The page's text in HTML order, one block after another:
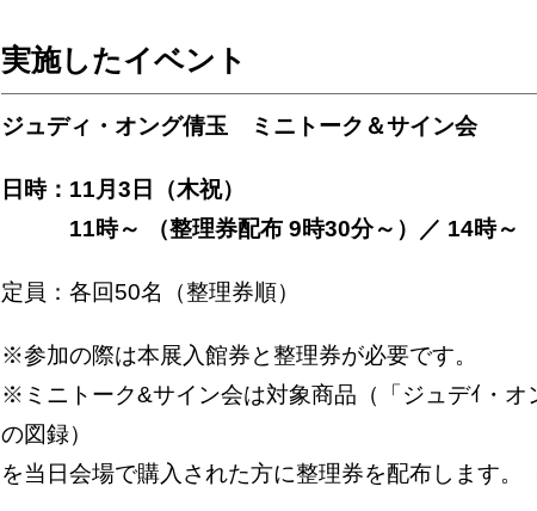
実施したイベント
ジュディ・オング倩玉 ミニトーク＆サイン会
日時：11月3日（木祝）
11時～ （整理券配布 9時30分～）／ 14時～ （
定員：各回50名（整理券順）
※参加の際は本展入館券と整理券が必要です。
※ミニトーク&サイン会は対象商品（「ジュデｲ・
の図録）
を当日会場で購入された方に整理券を配布します。